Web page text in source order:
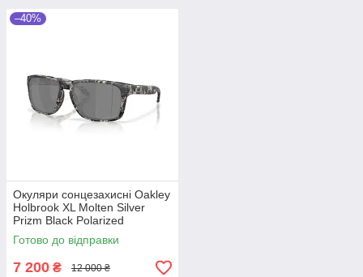
–40%
Окуляри сонцезахисні Oakley
Holbrook XL Molten Silver
Prizm Black Polarized
Готово до відправки
7 200 ₴ 12 000 ₴